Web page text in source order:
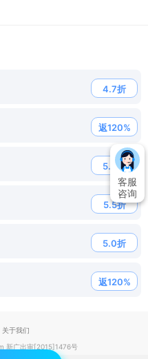
4.7折
返120%
5.0折
5.5折
5.0折
返120%
客服
咨询
关于我们
新广出审[2015]1476号